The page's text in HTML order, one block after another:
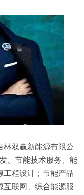
林双赢新能源有限公
、节能技术服务、能
工程设计；节能产品
互联网、综合能源服